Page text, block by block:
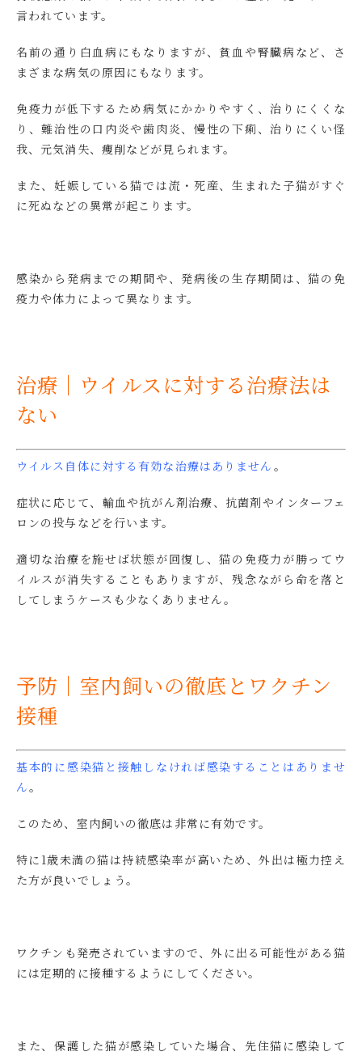
言われています。
名前の通り白血病にもなりますが、貧血や腎臓病など、さ
まざまな病気の原因にもなります。
免疫力が低下するため病気にかかりやすく、治りにくくな
り、難治性の口内炎や歯肉炎、慢性の下痢、治りにくい怪
我、元気消失、痩削などが見られます。
また、妊娠している猫では流・死産、生まれた子猫がすぐ
に死ぬなどの異常が起こります。
感染から発病までの期間や、発病後の生存期間は、猫の免
疫力や体力によって異なります。
治療｜ウイルスに対する治療法は
ない
ウイルス自体に対する有効な治療はありません 。
症状に応じて、輸血や抗がん剤治療、抗菌剤やインターフェ
ロンの投与などを行います。
適切な治療を施せば状態が回復し、猫の免疫力が勝ってウ
イルスが消失することもありますが、残念ながら命を落と
してしまうケースも少なくありません。
予防｜室内飼いの徹底とワクチン
接種
基本的に感染猫と接触しなければ感染することはありませ
ん。
このため、室内飼いの徹底は非常に有効です。
特に1歳未満の猫は持続感染率が高いため、外出は極力控え
た方が良いでしょう。
ワクチンも発売されていますので、外に出る可能性がある猫
には定期的に接種するようにしてください。
また、保護した猫が感染していた場合、先住猫に感染して